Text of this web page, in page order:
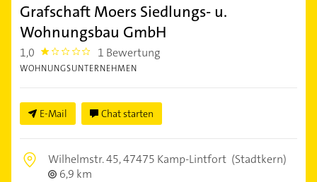
Grafschaft Moers Siedlungs- u.
Wohnungsbau GmbH
1,0 1.0 1 Bewertung
WOHNUNGSUNTERNEHMEN
E-Mail Chat starten
Wilhelmstr. 45,47475 Kamp-Lintfort (Stadtkern)
6,9 km